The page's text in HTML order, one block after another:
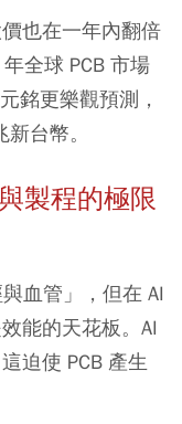
也在一年內翻倍
全球 PCB 市場
銘更樂觀預測，
台幣。
製程的極限
血管」，但在 AI
能的天花板。AI
迫使 PCB 產生